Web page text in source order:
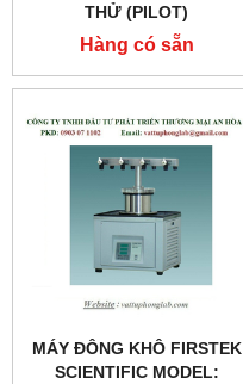
THỬ (PILOT)
Hàng có sẵn
MÁY ĐÔNG KHÔ FIRSTEK
SCIENTIFIC MODEL: